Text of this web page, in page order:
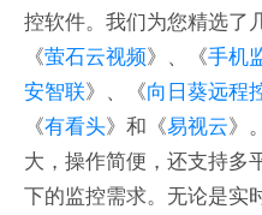
控软件。我们为您精选了
《萤石云视频》、《手机
安智联》、《向日葵远程
《有看头》和《易视云》
大，操作简便，还支持多
下的监控需求。无论是实